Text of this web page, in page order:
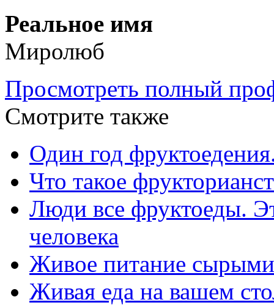
Реальное имя
Миролюб
Просмотреть полный
Смотрите также
Один год
Что такое
Люди все фруктоеды.
человека
Живое питание
Живая еда на вашем